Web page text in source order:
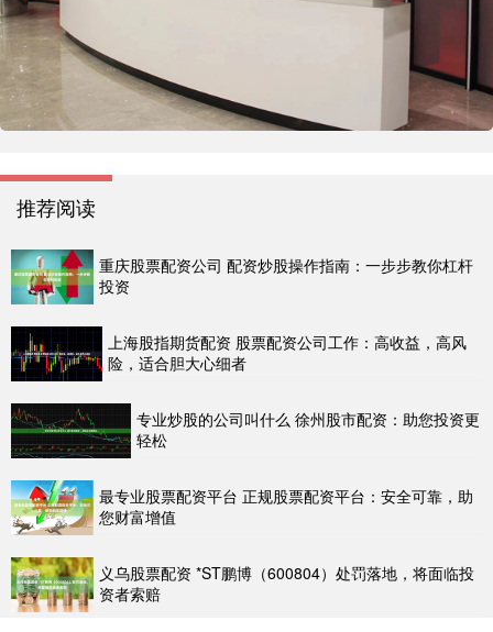
推荐阅读
重庆股票配资公司 配资炒股操作指南：一步步教你杠杆
投资
上海股指期货配资 股票配资公司工作：高收益，高风
险，适合胆大心细者
专业炒股的公司叫什么 徐州股市配资：助您投资更
轻松
最专业股票配资平台 正规股票配资平台：安全可靠，助
您财富增值
义乌股票配资 *ST鹏博（600804）处罚落地，将面临投
资者索赔